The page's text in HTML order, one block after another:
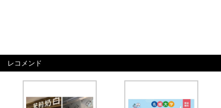
レコメンド